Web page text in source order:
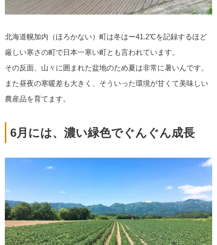
北海道幌加内（ほろかない）町は冬はー41.2℃を記録するほど
厳しい寒さの町で日本一寒い町とも言われています。
その反面、山々に囲まれた盆地のため夏は非常に暑いんです。
また昼夜の寒暖差も大きく、そういった環境が甘くて美味しい
農産品を育てます。
6月には、濃い緑色でぐんぐん成長